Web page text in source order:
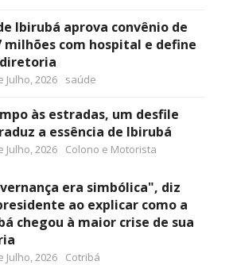
Ibirubá aprova convênio de
milhões com hospital e define
Julho, 2026 saúde
às estradas, um desfile
a essência de Ibirubá
Julho, 2026 Colono e Motorista
era simbólica", diz
ao explicar como a
chegou à maior crise de sua
Julho, 2026 Cotribá